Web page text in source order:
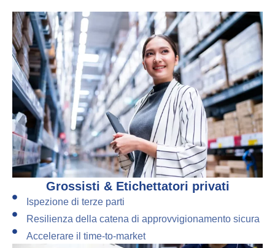
Grossisti & Etichettatori privati
Ispezione di terze parti
Resilienza della catena di approvvigionamento sicura
Accelerare il time-to-market